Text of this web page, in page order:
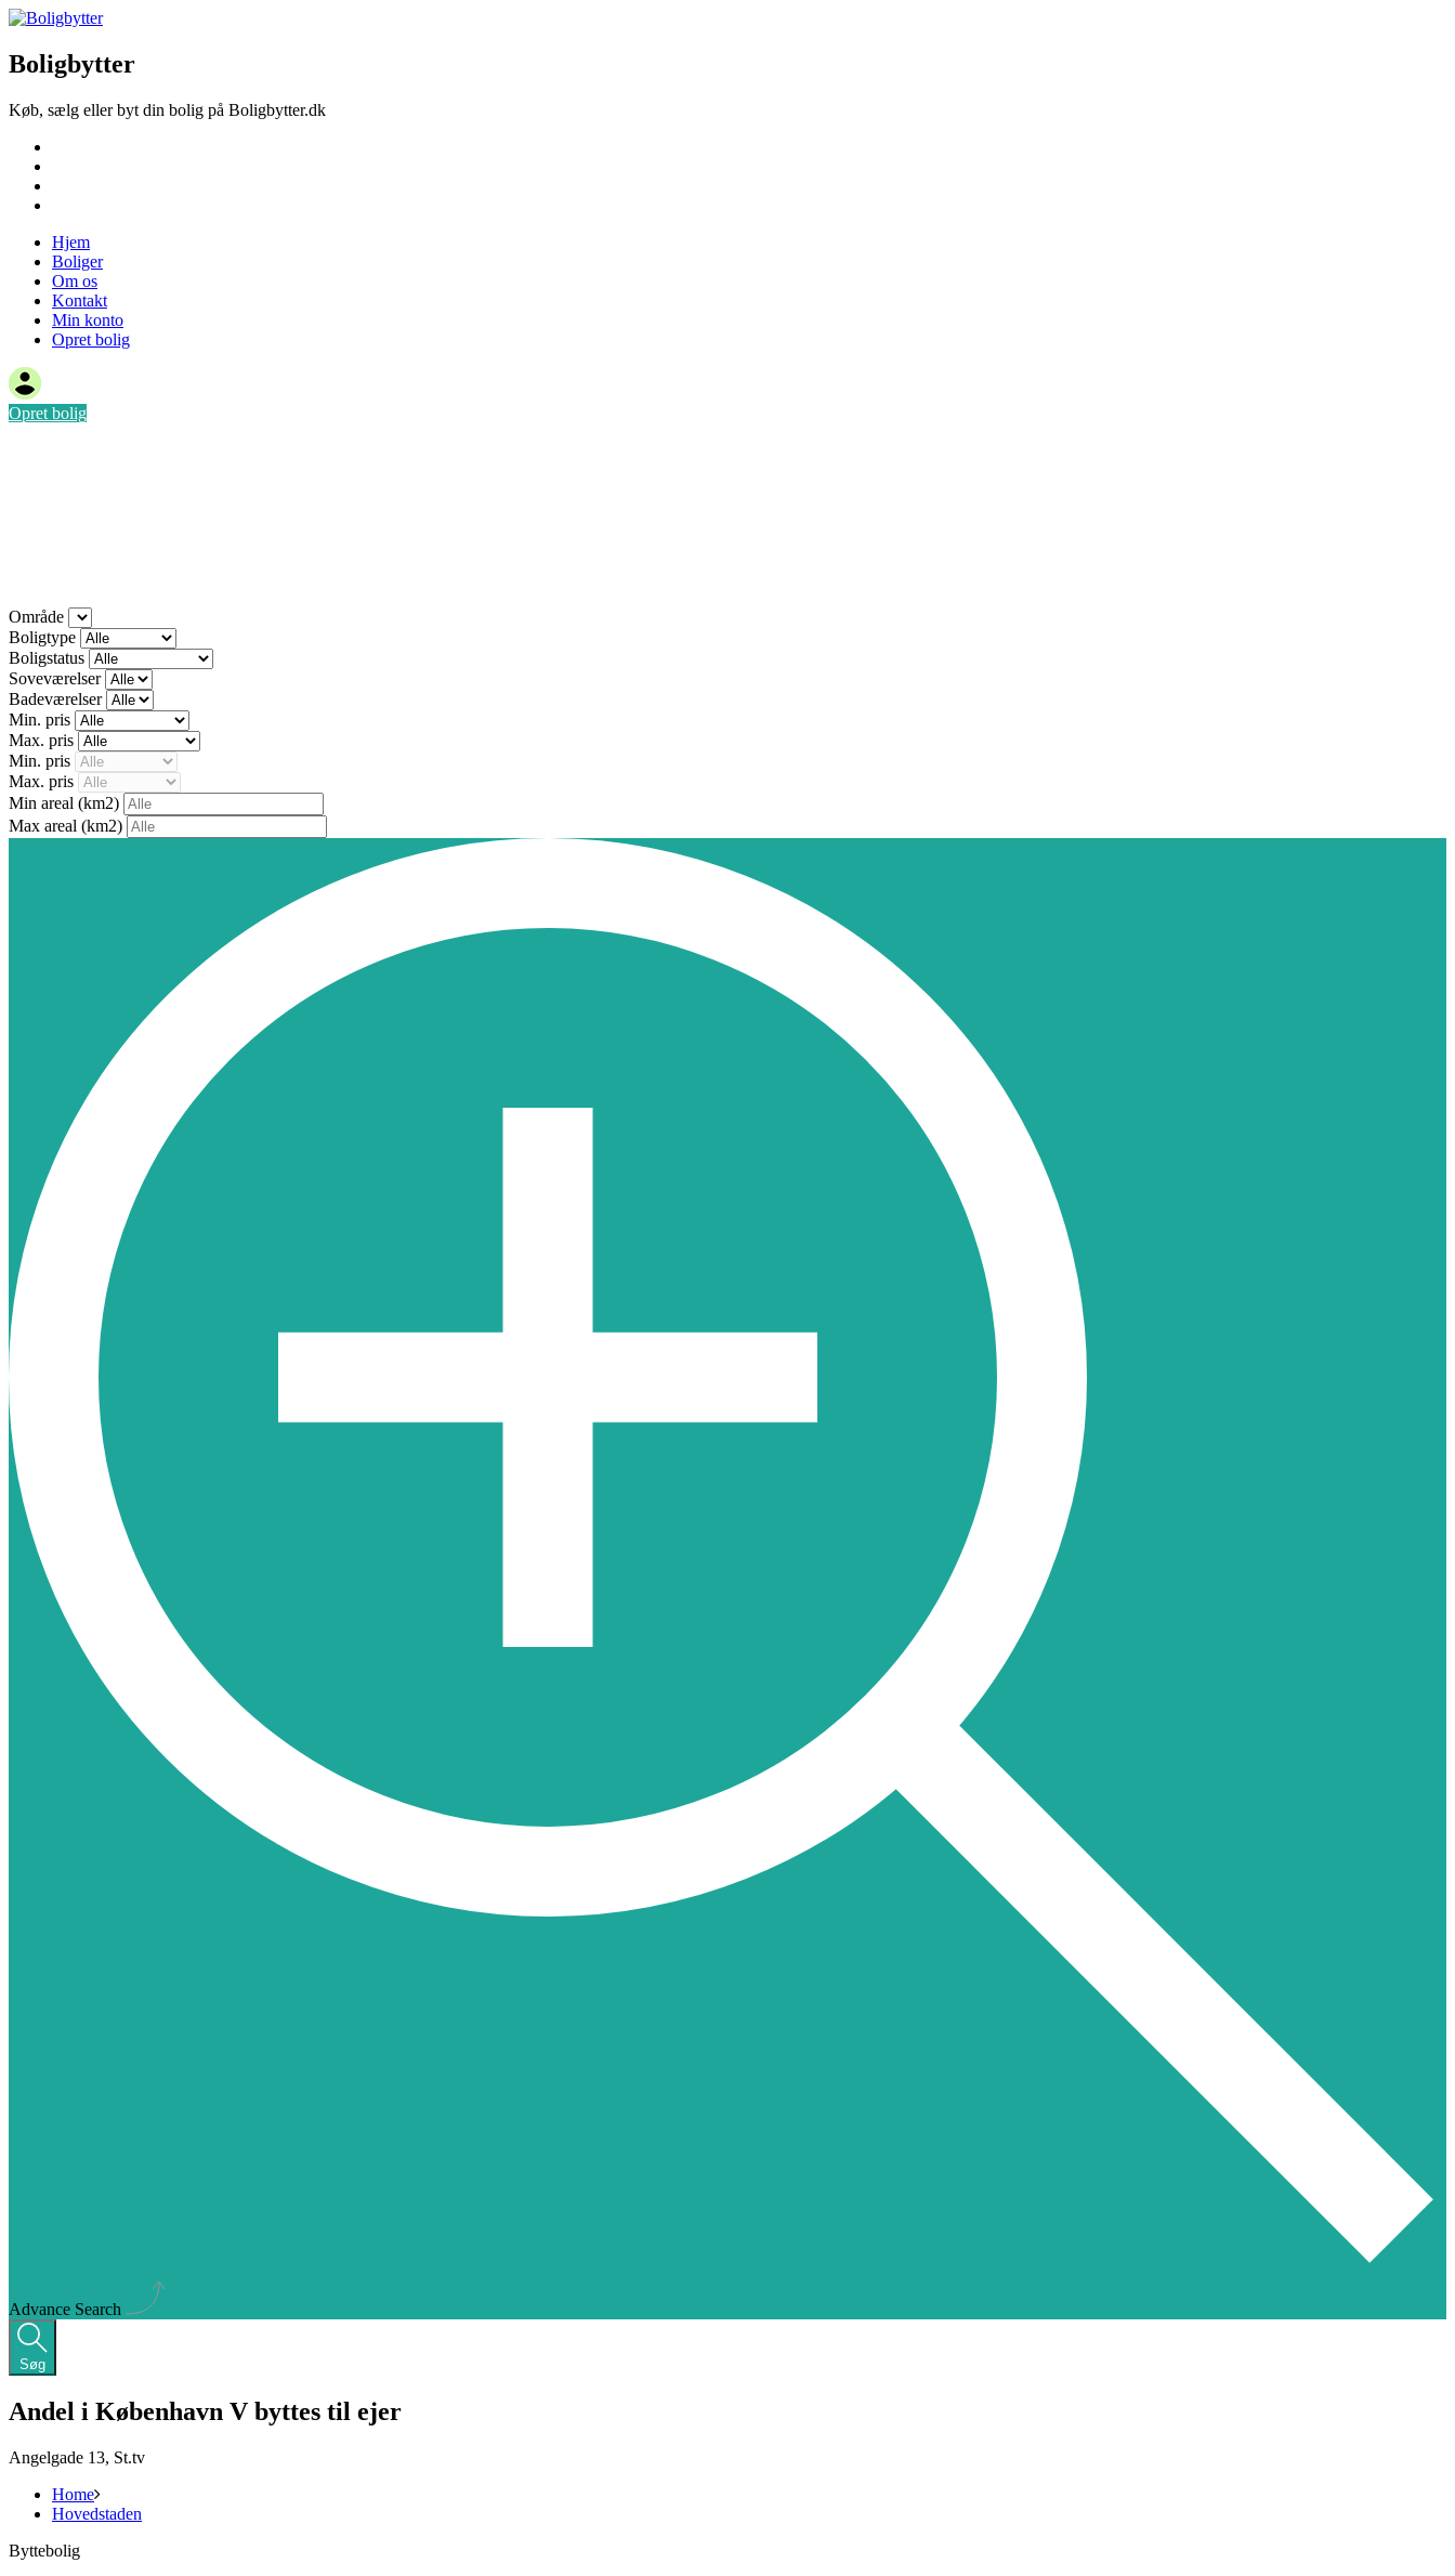
Boligbytter
Køb, sælg eller byt din bolig på Boligbytter.dk
Hjem
Boliger
Om os
Kontakt
Min konto
Opret bolig
Opret bolig
Område
Boligtype
Boligstatus
Soveværelser
Badeværelser
Min. pris
Max. pris
Min. pris
Max. pris
Min areal (km2)
Max areal (km2)
Advance Search
Søg
Andel i København V byttes til ejer
Angelgade 13, St.tv
Home
Hovedstaden
Byttebolig